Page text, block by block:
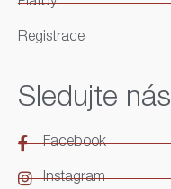
Platby
Registrace
Sledujte nás
Facebook
Instagram